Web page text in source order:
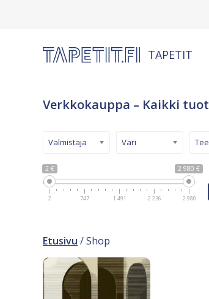
TAPETIT
Verkkokauppa – Kaikki
2 € 2 980 €
2 747 1 491 2 236 2 980
Valmistaja Väri
Etusivu / Shop